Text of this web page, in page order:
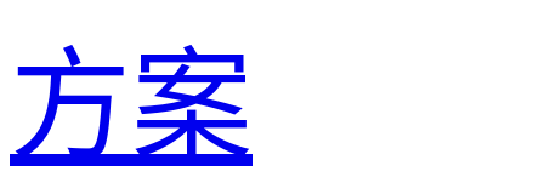
方案